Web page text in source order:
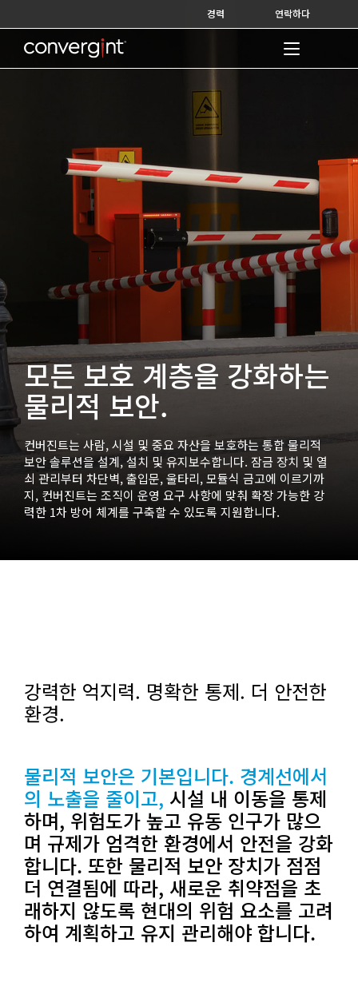
to
content
경력 연락하다
Home
모든 보호 계층을 강화하는
물리적 보안.
컨버진트는 사람, 시설 및 중요 자산을 보호하는 통합 물리적
보안 솔루션을 설계, 설치 및 유지보수합니다. 잠금 장치 및 열
쇠 관리부터 차단벽, 출입문, 울타리, 모듈식 금고에 이르기까
지, 컨버진트는 조직이 운영 요구 사항에 맞춰 확장 가능한 강
력한 1차 방어 체계를 구축할 수 있도록 지원합니다.
강력한 억지력. 명확한 통제. 더 안전한
환경.
물리적 보안은 기본입니다. 경계선에서
의 노출을 줄이고, 시설 내 이동을 통제
하며, 위험도가 높고 유동 인구가 많으
며 규제가 엄격한 환경에서 안전을 강화
합니다. 또한 물리적 보안 장치가 점점
더 연결됨에 따라, 새로운 취약점을 초
래하지 않도록 현대의 위험 요소를 고려
하여 계획하고 유지 관리해야 합니다.